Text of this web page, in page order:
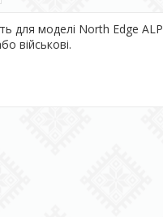
для моделі North Edge
військові.